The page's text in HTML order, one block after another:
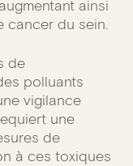
ainsi
cancer du sein.
de
polluants
vigilance
une
de
à ces toxiques